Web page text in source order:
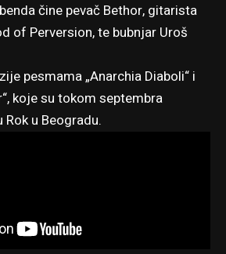
čine pevač Bethor, gitarista
of Perversion, te bubnjar Uroš
pesmama „Anarchia Diaboli“ i
koje su tokom septembra
u Beogradu.